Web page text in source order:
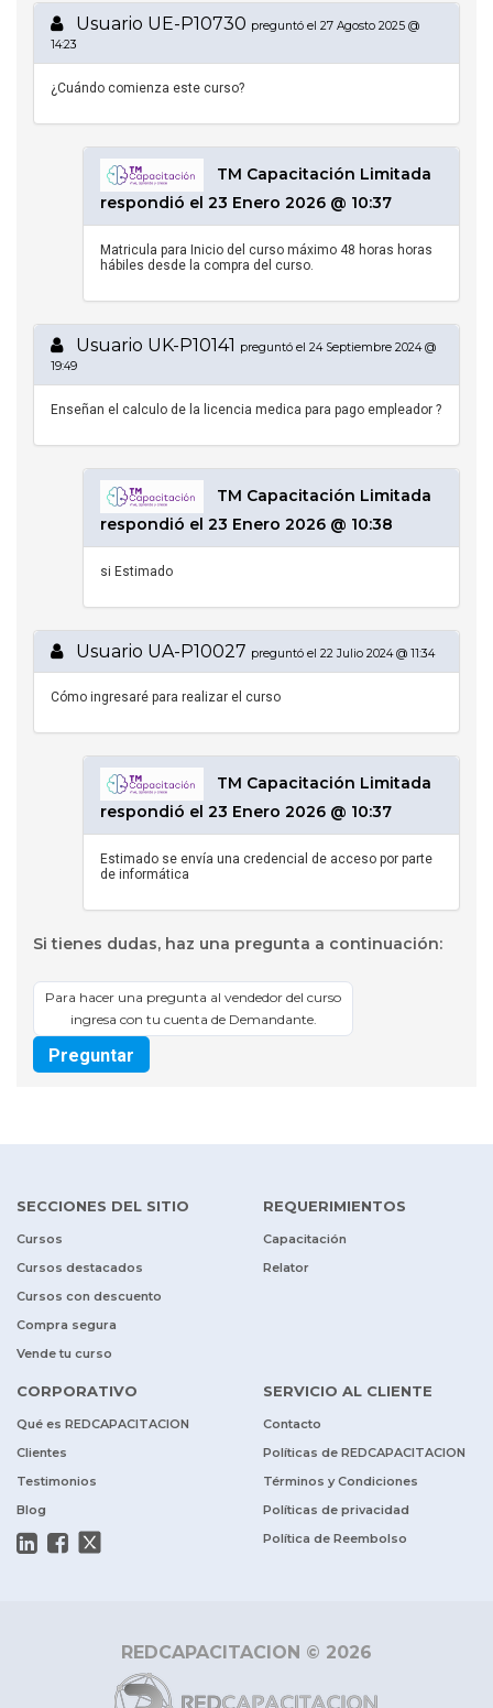
Usuario UE-P10730 preguntó el 27 Agosto 2025 @
14:23
¿Cuándo comienza este curso?
TM Capacitación Limitada
respondió el 23 Enero 2026 @ 10:37
Matricula para Inicio del curso máximo 48 horas horas
hábiles desde la compra del curso.
Usuario UK-P10141
preguntó el 24 Septiembre 2024 @
19:49
Enseñan el calculo de la licencia medica para pago empleador ?
TM Capacitación Limitada
respondió el 23 Enero 2026 @ 10:38
si Estimado
Usuario UA-P10027 preguntó el 22 Julio 2024 @ 11:34
Cómo ingresaré para realizar el curso
TM Capacitación Limitada
respondió el 23 Enero 2026 @ 10:37
Estimado se envía una credencial de acceso por parte
de informática
Si tienes dudas, haz una pregunta a continuación:
Para hacer una pregunta al vendedor del curso
ingresa con tu cuenta de Demandante.
Preguntar
SECCIONES DEL SITIO
Cursos
Cursos destacados
Cursos con descuento
Compra segura
Vende tu curso
REQUERIMIENTOS
Capacitación
Relator
CORPORATIVO
Qué es REDCAPACITACION
Clientes
Testimonios
Blog
SERVICIO AL CLIENTE
Contacto
Políticas de REDCAPACITACION
Términos y Condiciones
Políticas de privacidad
Política de Reembolso
REDCAPACITACION © 2026